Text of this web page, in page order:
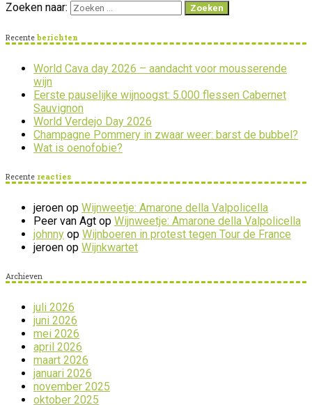
Zoeken naar:
Recente berichten
World Cava day 2026 – aandacht voor mousserende
wijn
Eerste pauselijke wijnoogst: 5.000 flessen Cabernet
Sauvignon
World Verdejo Day 2026
Champagne Pommery in zwaar weer: barst de bubbel?
Wat is oenofobie?
Recente reacties
jeroen op Wijnweetje: Amarone della Valpolicella
Peer van Agt op Wijnweetje: Amarone della Valpolicella
johnny op Wijnboeren in protest tegen Tour de France
jeroen op Wijnkwartet
Archieven
juli 2026
juni 2026
mei 2026
april 2026
maart 2026
januari 2026
november 2025
oktober 2025